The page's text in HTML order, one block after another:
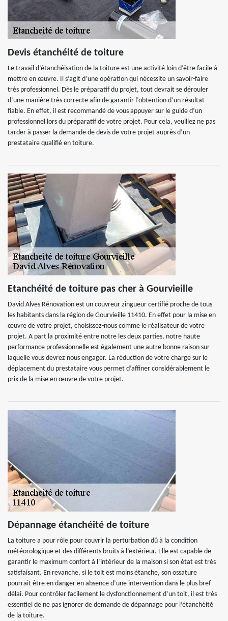
Devis étanchéité de toiture
Le travail d’étanchéisation de la toiture est une activité loin d’être facile à
mettre en œuvre. Il s’agit d’une opération qui nécessite un savoir-faire
très professionnel. Dès le préparatif du projet, tout devrait se dérouler
d’une manière très correcte afin de garantir l’obtention d’un résultat
fiable. En effet, il est recommandé de vous appuyer sur le guide d’un
professionnel lors du préparatif de votre projet. Pour cela, veuillez ne pas
tarder à passer la demande de devis de votre projet auprès d’un
prestataire qualifié en toiture.
Etanchéité de toiture pas cher à Gourvieille
David Alves Rénovation est un couvreur zingueur certifié proche de tous
les habitants dans la région de Gourvieille 11410. En effet pour la mise en
œuvre de votre projet, choisissez-nous comme le réalisateur de votre
projet. A part la proximité entre notre les deux parties, notre haute
performance professionnelle est également une autre bonne raison sur
laquelle vous devrez nous engager. La réduction de votre charge sur le
déplacement du prestataire vous permet d’affiner considérablement le
prix de la mise en œuvre de votre projet.
Dépannage étanchéité de toiture
La toiture a pour rôle pour couvrir la perturbation dû à la condition
météorologique et des différents bruits à l’extérieur. Elle est capable de
garantir le maximum confort à l’intérieur de la maison si son état est très
satisfaisant. En revanche, si le toit est moins étanche, son ossature
pourrait être en danger en absence d’une intervention dans le plus bref
délai. Pour contrôler facilement le dysfonctionnement d’un toit, il est très
essentiel de ne pas ignorer de demande de dépannage pour l’étanchéité
de la toiture.